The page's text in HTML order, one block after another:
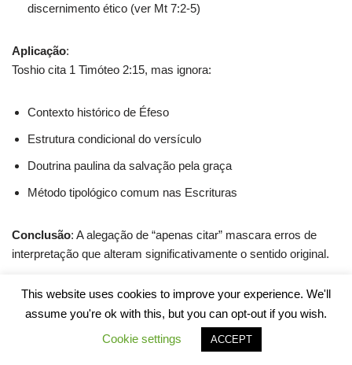
discernimento ético (ver Mt 7:2-5)
Aplicação:
Toshio cita 1 Timóteo 2:15, mas ignora:
Contexto histórico de Éfeso
Estrutura condicional do versículo
Doutrina paulina da salvação pela graça
Método tipológico comum nas Escrituras
Conclusão: A alegação de “apenas citar” mascara erros de
interpretação que alteram significativamente o sentido original.
2.3. Outras Passagens Sobre
Mulheres: Análise Contextual
This website uses cookies to improve your experience. We'll
assume you're ok with this, but you can opt-out if you wish.
Cookie settings
ACCEPT